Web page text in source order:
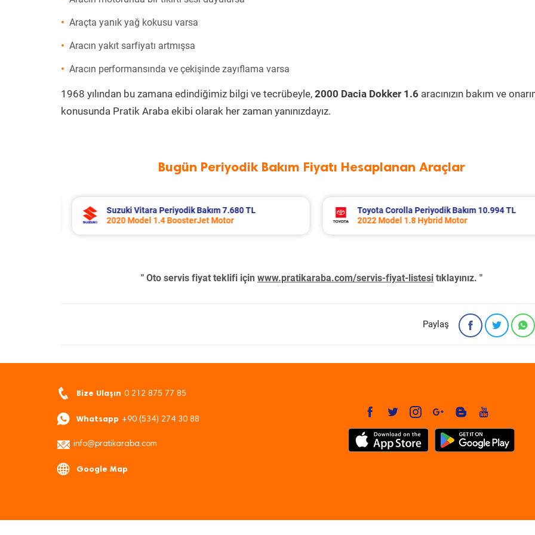
Araçta yanık yağ kokusu varsa
Aracın yakıt sarfiyatı artmışsa
Aracın performansında ve çekişinde zayıflama varsa
1968 yılından bu zamana edindiğimiz bilgi ve tecrübeyle, 2000 Dacia Dokker 1.6 aracınızın bakım ve
konusunda Pratik Araba ekibi olarak her zaman yanınızdayız.
Bugün Periyodik Bakım Fiyatı Hesaplanan Araçlar
Toyota Corolla Periyodik Bakım 10.994 TL
2022 Model 1.8 Hybrid Motor
Volvo Xc60 Periyodik Bakım 10.267 TL
2014 Model 2.0 D4 Motor
" Oto servis fiyat teklifi için www.pratikaraba.com/servis-fiyat-listesi tıklayınız. "
Paylaş
Bize Ulaşın 0 212 875 77 85
Whatsapp +90 (534) 274 30 88
info@pratikaraba.com
Google Map